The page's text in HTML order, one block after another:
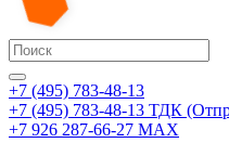
+7 (495) 783-48-13
+7 (495) 783-48-13 ТДК
+7 926 287-66-27 МАХ